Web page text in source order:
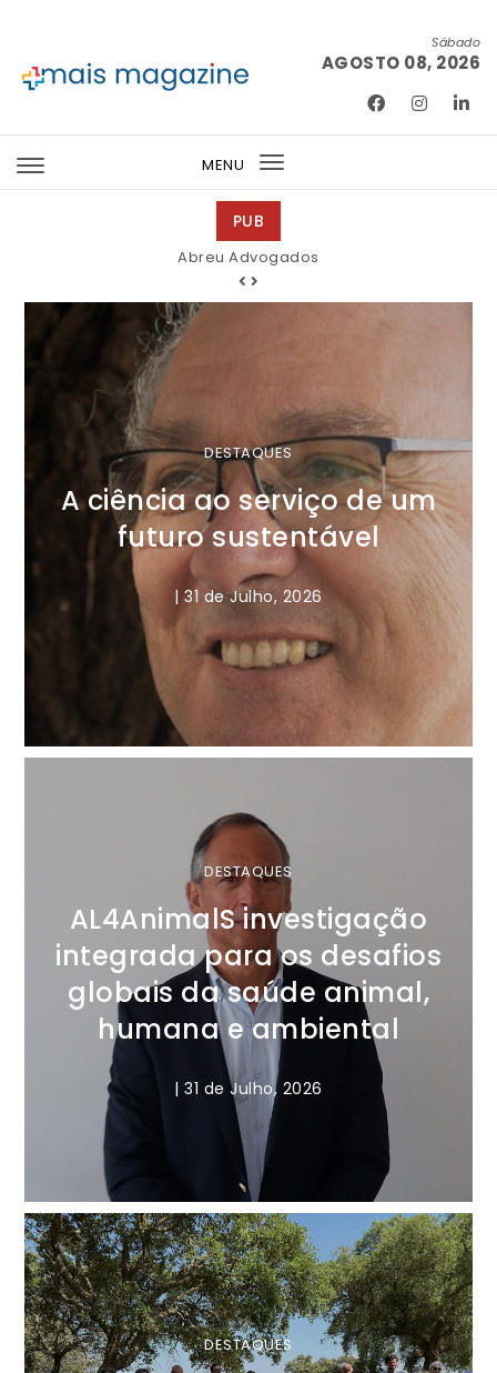
Mais Magazine
Sábado
AGOSTO 08, 2026
MENU
Toggle
PUB
Abreu Advogados
DESTAQUES
A ciência ao serviço de um
futuro sustentável
|31 de Julho, 2026
DESTAQUES
AL4AnimalS investigação
integrada para os desafios
globais da saúde animal,
humana e ambiental
|31 de Julho, 2026
DESTAQUES